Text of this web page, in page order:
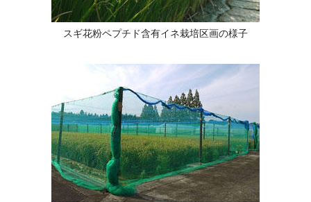
スギ花粉ペプチド含有イネ栽培区画の様子